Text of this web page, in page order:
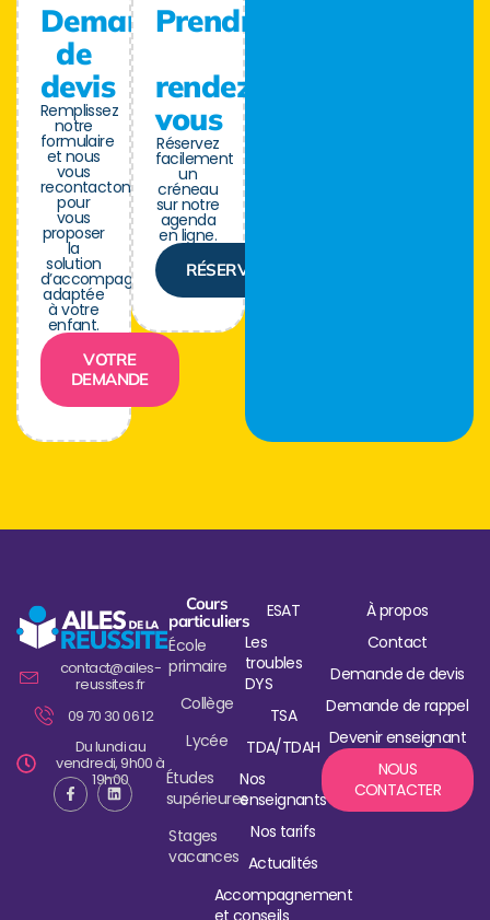
Demande
de
devis
Remplissez
notre
formulaire
et nous
vous
recontactons
pour
vous
proposer
la
solution
d’accompagnement
adaptée
à votre
enfant.
VOTRE
DEMANDE
Prendre
rendez-
vous
Réservez
facilement
un
créneau
sur notre
agenda
en ligne.
RÉSERVER
contact@ailes-
reussites.fr
09 70 30 06 12
Du lundi au
vendredi, 9h00 à
19h00
Cours
particuliers
École
primaire
Collège
Lycée
Études
supérieures
Stages
vacances
ESAT
Les
troubles
DYS
TSA
TDA/TDAH
Nos
enseignants
Nos tarifs
Actualités
Accompagnement
À propos
Contact
Demande de devis
Demande de rappel
Devenir enseignant
NOUS
CONTACTER